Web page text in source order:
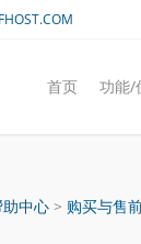
首页 功能/
中心 > 购买与售